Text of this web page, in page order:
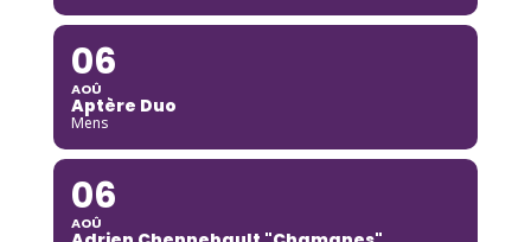
06
AOÛ
Aptère Duo
Mens
06
AOÛ